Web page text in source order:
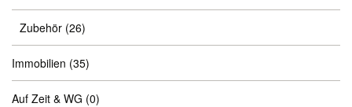
Zubehör (26)
Immobilien (35)
Auf Zeit & WG (0)